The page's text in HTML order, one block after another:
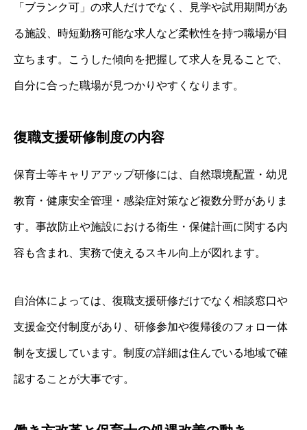
「ブランク可」の求人だけでなく、見学や試用期間があ
る施設、時短勤務可能な求人など柔軟性を持つ職場が目
立ちます。こうした傾向を把握して求人を見ることで、
自分に合った職場が見つかりやすくなります。
復職支援研修制度の内容
保育士等キャリアアップ研修には、自然環境配置・幼児
教育・健康安全管理・感染症対策など複数分野がありま
す。事故防止や施設における衛生・保健計画に関する内
容も含まれ、実務で使えるスキル向上が図れます。
自治体によっては、復職支援研修だけでなく相談窓口や
支援金交付制度があり、研修参加や復帰後のフォロー体
制を支援しています。制度の詳細は住んでいる地域で確
認することが大事です。